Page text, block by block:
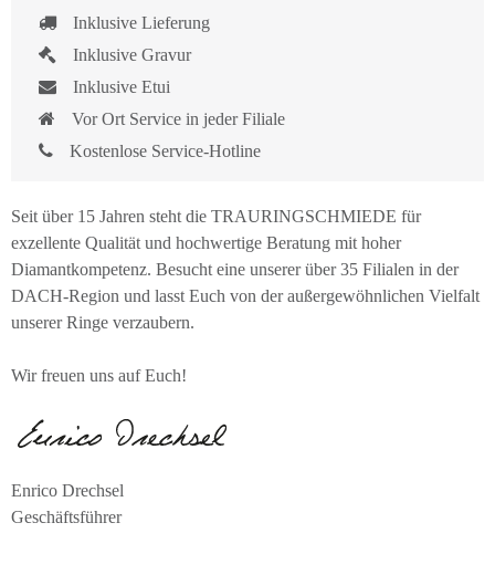
Inklusive Lieferung
Inklusive Gravur
Inklusive Etui
Vor Ort Service in jeder Filiale
Kostenlose Service-Hotline
Seit über 15 Jahren steht die TRAURINGSCHMIEDE für
exzellente Qualität und hochwertige Beratung mit hoher
Diamantkompetenz. Besucht eine unserer über 35 Filialen in der
DACH-Region und lasst Euch von der außergewöhnlichen Vielfalt
unserer Ringe verzaubern.
Wir freuen uns auf Euch!
Enrico Drechsel
Geschäftsführer